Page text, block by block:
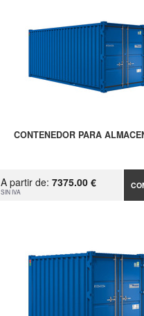
CONTENEDOR PARA
A partir de: 7375.00 €
SIN IVA